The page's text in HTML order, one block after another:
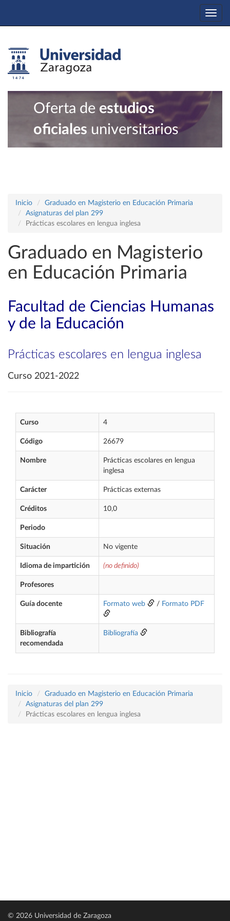
Oferta de estudios
oficiales universitarios
Inicio
Graduado en Magisterio en Educación Primaria
Asignaturas del plan 299
Prácticas escolares en lengua inglesa
Graduado en Magisterio
en Educación Primaria
Facultad de Ciencias Humanas
y de la Educación
Prácticas escolares en lengua inglesa
Curso 2021-2022
Curso 4
Código 26679
Nombre
Prácticas escolares en lengua
inglesa
Carácter Prácticas externas
Créditos 10,0
Periodo
Situación No vigente
Idioma de impartición (no definido)
Profesores
Guía docente Formato web / Formato PDF
Bibliografía
recomendada
Bibliografía
Inicio
Graduado en Magisterio en Educación Primaria
Asignaturas del plan 299
Prácticas escolares en lengua inglesa
© 2026 Universidad de Zaragoza